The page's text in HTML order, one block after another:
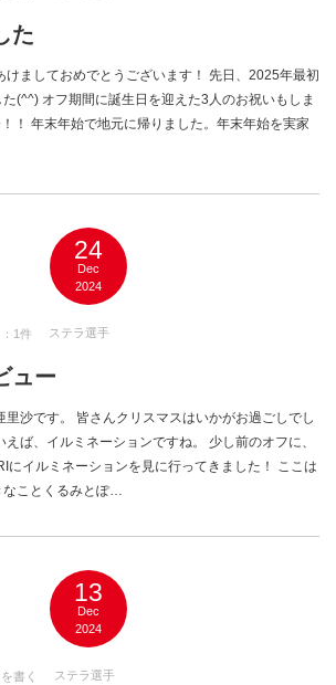
た
けましておめでとうございます！ 先日、2025年最初
(^^) オフ期間に誕生日を迎えた3人のお祝いもしま
！！ 年末年始で地元に帰りました。年末年始を実家
24
Dec
2024
1件 ステラ選手
ュー
里沙です。 皆さんクリスマスはいかがお過ごしでし
えば、イルミネーションですね。 少し前のオフに、
にイルミネーションを見に行ってきました！ ここは
なことくるみとぽ…
13
Dec
2024
書く ステラ選手